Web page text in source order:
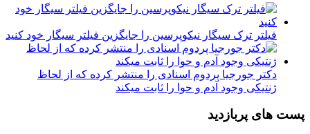
فیلتر ترک سیگار نیکوپرسین را جایگزین فیلتر سیگار خود کنید
دکتر جورجیا پردوم اسنادی را منتشر کرده که از لحاظ
ژنتیکی وجود آدم و حوا را ثابت میکند
پست های پربازدید